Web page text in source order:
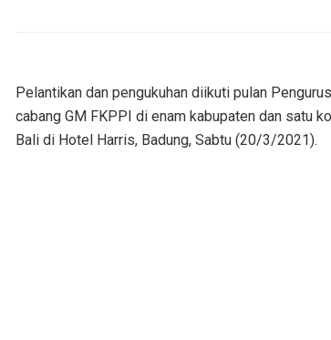
Pelantikan dan pengukuhan diikuti pulan
cabang GM FKPPI di enam kabupaten dan satu
Bali di Hotel Harris, Badung, Sabtu (20/3/2021).